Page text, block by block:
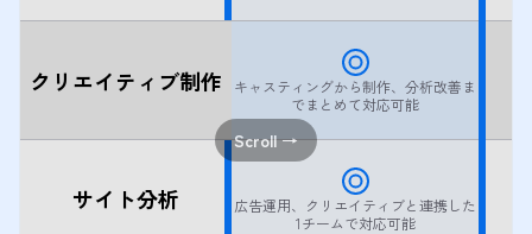
クリエイティブ制作
サイト分析
キャスティングから制作、分析改善ま
でまとめて対応可能
広告運用、クリエイティブと連携した
1チームで対応可能
Scroll →